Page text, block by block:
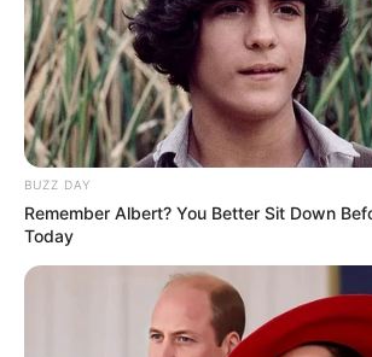
BUZZ DAY
Remember Albert? You Better Sit Down
Today